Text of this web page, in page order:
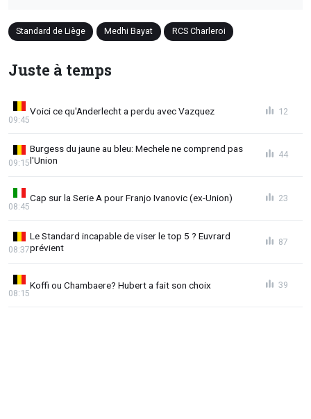
Standard de Liège Medhi Bayat RCS Charleroi
Juste à temps
Voici ce qu'Anderlecht a perdu avec Vazquez
09:45
12
Burgess du jaune au bleu: Mechele ne comprend pas
l'Union
09:15
44
Cap sur la Serie A pour Franjo Ivanovic (ex-Union)
08:45
23
Le Standard incapable de viser le top 5 ? Euvrard
prévient
08:37
87
Koffi ou Chambaere? Hubert a fait son choix
08:15
39